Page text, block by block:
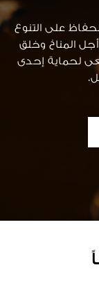
بالحفاظ على التنوع
أجل المناخ وخلق
لحماية إحدى